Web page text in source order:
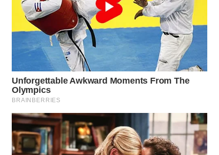
WN
TANJUNG
LESUNG
WN
WN
SIMALUNGUN
WN
LABUHANBATU